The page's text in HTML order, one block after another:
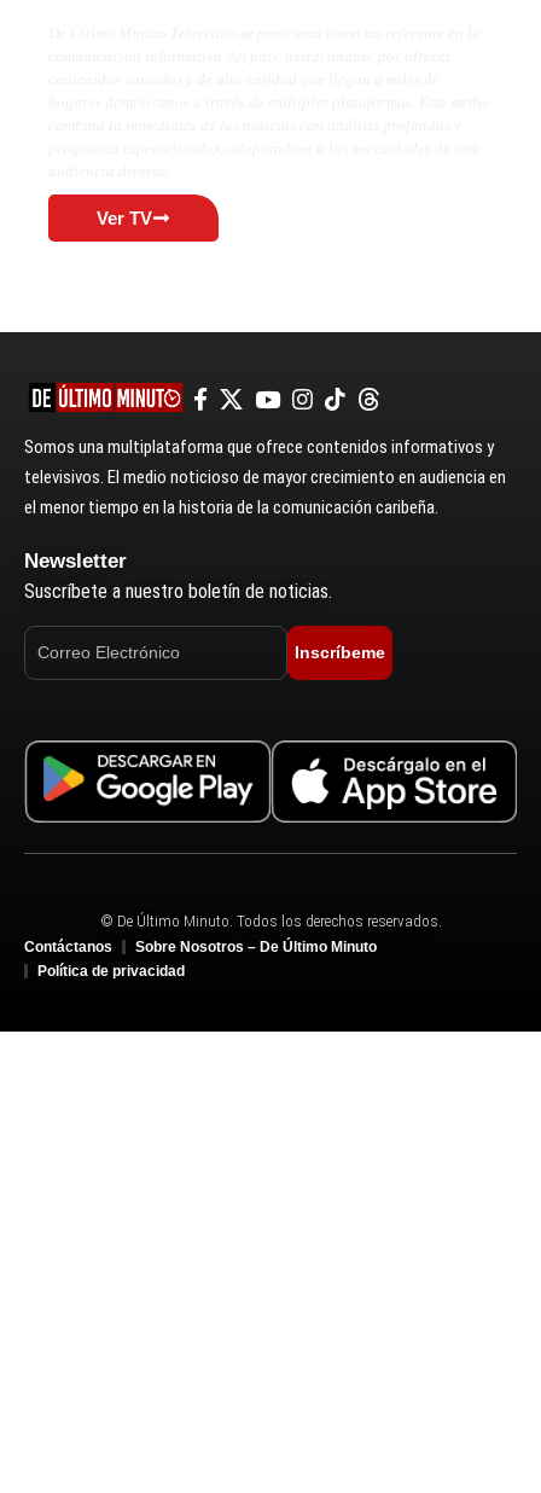
Ver TV
Somos una multiplataforma que ofrece contenidos informativos y
televisivos. El medio noticioso de mayor crecimiento en audiencia en
el menor tiempo en la historia de la comunicación caribeña.
Newsletter
Suscríbete a nuestro boletín de noticias.
Inscríbeme
© De Último Minuto. Todos los derechos reservados.
Contáctanos
Sobre Nosotros – De Último Minuto
Política de privacidad